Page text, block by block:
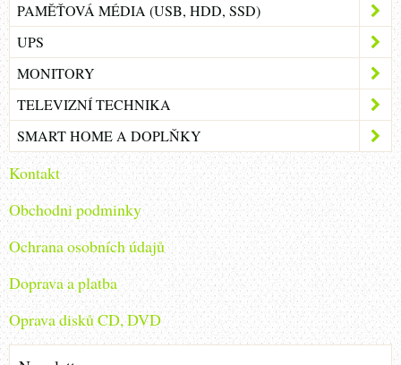
PAMĚŤOVÁ MÉDIA (USB, HDD, SSD)
UPS
MONITORY
TELEVIZNÍ TECHNIKA
SMART HOME A DOPLŇKY
Kontakt
Obchodni podminky
Ochrana osobních údajů
Doprava a platba
Oprava disků CD, DVD